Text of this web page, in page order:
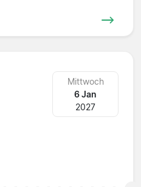
Mittwoch
6 Jan
2027